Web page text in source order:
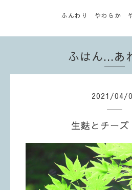
ふんわり やわらか
ふはん...あ
2021 /04/
生麩とチーズ